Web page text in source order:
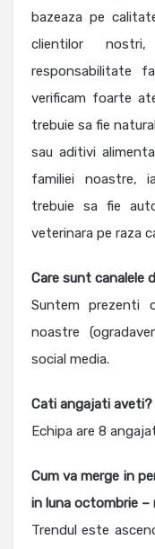
bazeaza pe
clientilor
responsabilitate
verificam foarte
trebuie sa fie
sau aditivi
familiei noastre,
trebuie sa fie
veterinara pe raza
Care sunt canalele
Suntem prezenti
noastre
social media.
Cati angajati aveti?
Echipa are 8
Cum va merge in
in luna octombrie –
Trendul este